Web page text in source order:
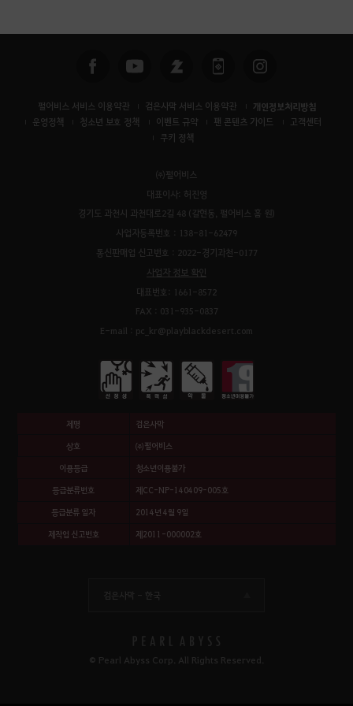
펄어비스 서비스 이용약관 검은사막 서비스 이용약관 개인정보처리방침
운영정책 청소년 보호 정책 이벤트 규약 팬 콘텐츠 가이드
고객센터
쿠키 정책
㈜펄어비스
대표이사: 허진영
경기도 과천시 과천대로2길 48 (갈현동, 펄어비스 홈 원)
사업자등록번호 : 138-81-62479
통신판매업 신고번호 : 2022-경기과천-0177
사업자 정보 확인
대표번호: 1661-8572
FAX : 031-935-0837
E-mail : pc_kr@playblackdesert.com
제명 검은사막
상호 ㈜펄어비스
이용등급 청소년이용불가
등급분류번호 제CC-NP-140409-005호
등급분류 일자 2014년 4월 9일
제작업 신고번호 제2011-000002호
검은사막 - 한국
© Pearl Abyss Corp. All Rights Reserved.